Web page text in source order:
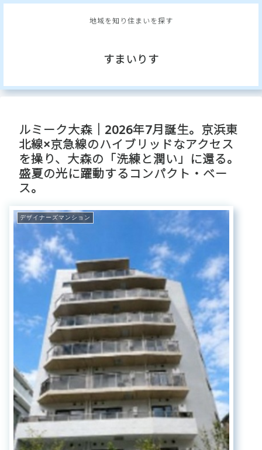
地域を知り住まいを探す
すまいりす
ルミーク大森｜2026年7月誕生。京浜東
北線×京急線のハイブリッドなアクセス
を操り、大森の「洗練と潤い」に還る。
盛夏の光に躍動するコンパクト・ベー
ス。
デザイナーズマンション